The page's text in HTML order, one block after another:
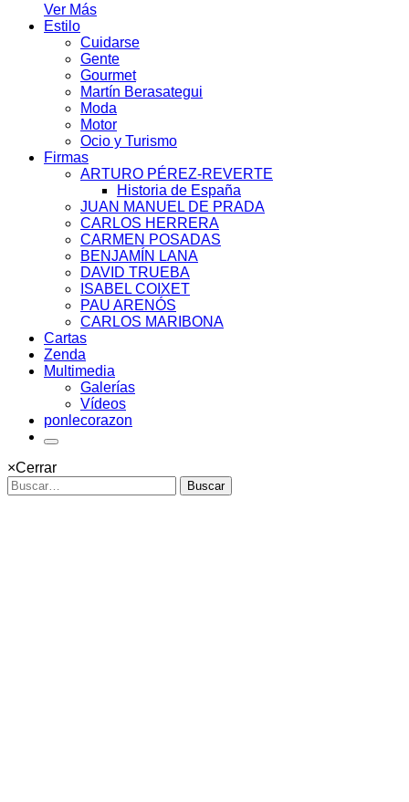
Ver Más
Estilo
Cuidarse
Gente
Gourmet
Martín Berasategui
Moda
Motor
Ocio y Turismo
Firmas
ARTURO PÉREZ-REVERTE
Historia de España
JUAN MANUEL DE PRADA
CARLOS HERRERA
CARMEN POSADAS
BENJAMÍN LANA
DAVID TRUEBA
ISABEL COIXET
PAU ARENÓS
CARLOS MARIBONA
Cartas
Zenda
Multimedia
Galerías
Vídeos
ponlecorazon
×Cerrar
Buscar